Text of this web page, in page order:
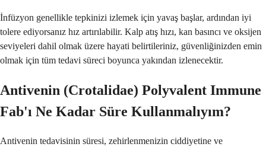
İnfüzyon genellikle tepkinizi izlemek için yavaş başlar, ardından iyi
tolere ediyorsanız hız artırılabilir. Kalp atış hızı, kan basıncı ve oksijen
seviyeleri dahil olmak üzere hayati belirtileriniz, güvenliğinizden emin
olmak için tüm tedavi süreci boyunca yakından izlenecektir.
Antivenin (Crotalidae) Polyvalent Immune
Fab'ı Ne Kadar Süre Kullanmalıyım?
Antivenin tedavisinin süresi, zehirlenmenizin ciddiyetine ve